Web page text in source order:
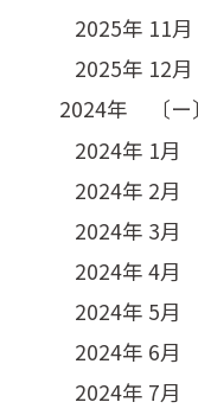
2025年 11月
2025年 12月
2024年 〔ー〕
2024年 1月
2024年 2月
2024年 3月
2024年 4月
2024年 5月
2024年 6月
2024年 7月